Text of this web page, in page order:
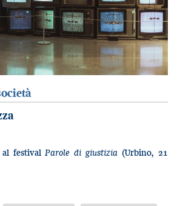
al festivalParole di giustizia (Urbino, 21